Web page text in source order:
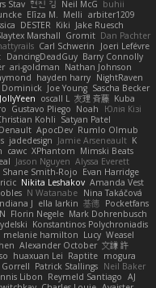
Stav 현진 김 Neil McG buhii
Elīza M. Melli arbiter1209
DESTER Kiki Jake Ruesch
Marshall Gromit Dan Pachter
Carl Schwerin
Joeri Lefévre
DancingDeadGuy Barry Connolly
ari-goldman Nathan Johnson
hayden harry NightRaven
Dominick Joe Young Sascha Becker
JollyYeen oscall L 友理 斉藤 Kuba
Gustavo Pliego Noah
Юлія Кізі
Kohli Satyan Patel
ApocDev Rumlo Olmub
jadedesign Jamie Arseneault K
cawc XPhantom Mimski Beats
Jason Nguyen Alyssa Everett
Shane Smith-Rojo Evan Harridge
Nikita Leshakov Amanda Vest
N Watanabe Nina Takáčová
J ella larkin 基德 Pocketfans
Florin Negele Mark Dohrenbusch
Konstantinos Polychroniadis
melanie hamilton Lucy Weasel
Alexander October 文謙 許
huaxuan Lei Raptite mogura
Patrick Stallings Neil Baker
Libon Reymeld Santiago AJ